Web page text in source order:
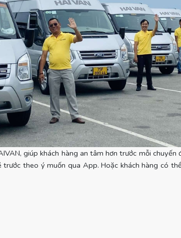
giúp khách hàng an tâm hơn trước mỗi chuyến
trước theo ý muốn qua App. Hoặc khách hàng có